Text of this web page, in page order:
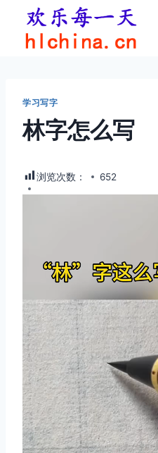
学习写字
林字怎么写
浏览次数： 652